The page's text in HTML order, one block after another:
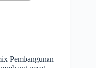
Pembangunan